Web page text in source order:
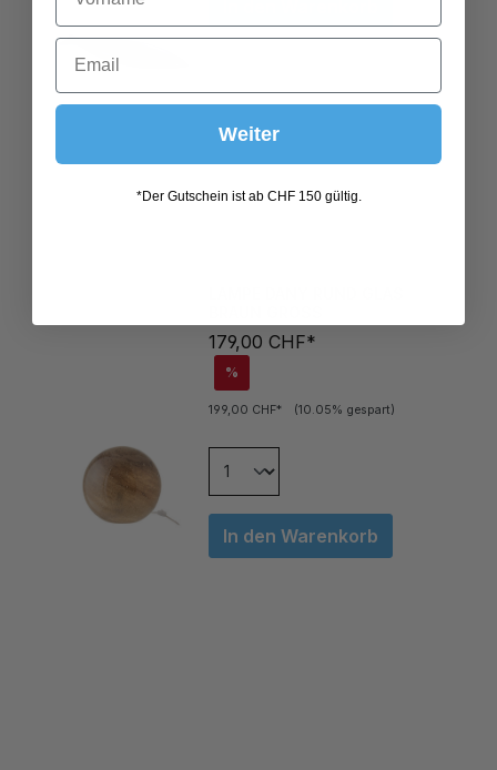
%
199,00 CHF*
In den Warenkorb
Weiter
*Der Gutschein ist ab CHF 150 gültig.